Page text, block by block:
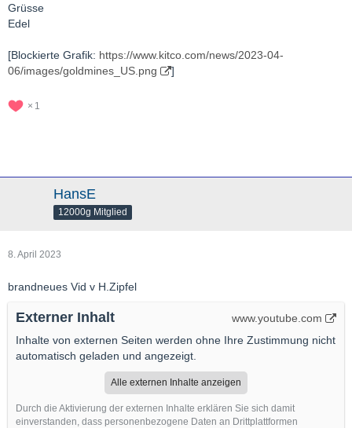
Grüsse
Edel
[Blockierte Grafik: https://www.kitco.com/news/2023-04-
06/images/goldmines_US.png
]
1
HansE
12000g Mitglied
8. April 2023
brandneues Vid v H.Zipfel
Externer Inhalt
www.youtube.com
Inhalte von externen Seiten werden ohne Ihre Zustimmung nicht
automatisch geladen und angezeigt.
Alle externen Inhalte anzeigen
Durch die Aktivierung der externen Inhalte erklären Sie sich damit
einverstanden, dass personenbezogene Daten an Drittplattformen